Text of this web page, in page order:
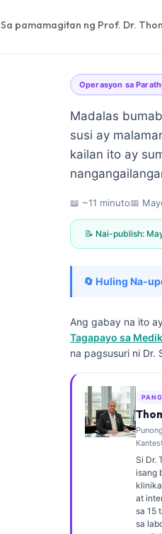
Sa pamamagitan ng Prof. Dr.
Operasyon sa
Madalas
susi ay
kailan ito ay
📖 ~11 minuto📅
📝 Nai-publish:
🔄 Huling Na-
Ang gabay na ito
Tagapayo sa
na pagsusuri ni Dr.
Si Dr.
isang
at
sa 15
sa